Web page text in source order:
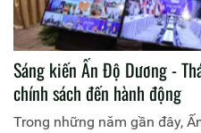
Sáng kiến Ấn Độ Dương -
chính sách đến hành động
Trong những năm gần đây,